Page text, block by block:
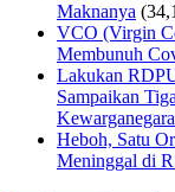
Maknanya
VCO (Virgin
Membunuh
Lakukan
Sampaikan
Heboh, Satu
Meninggal di